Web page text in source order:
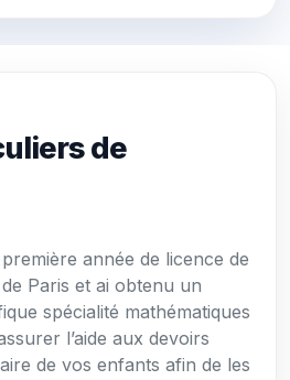
de
année de licence de
Paris et ai obtenu un
spécialité mathématiques
l’aide aux devoirs
de vos enfants afin de les